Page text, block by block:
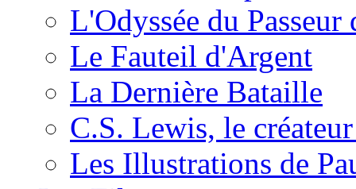
L'Odyssée du
Le Fauteil d'Argent
La Dernière Bataille
C.S. Lewis, le
Les Illustrations de